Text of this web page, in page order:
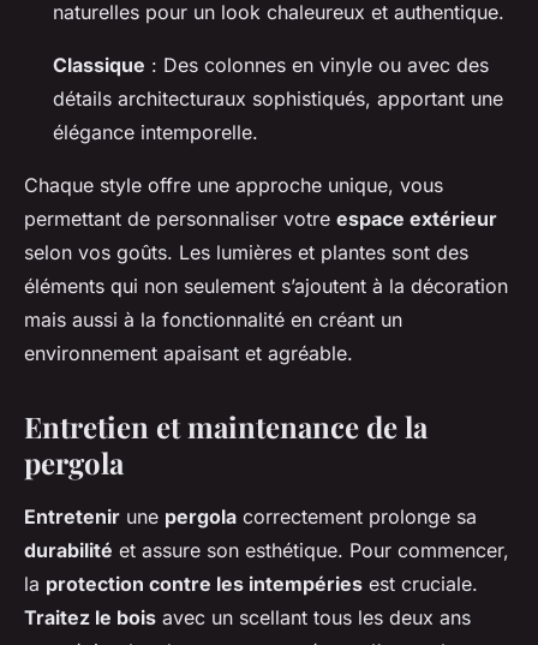
naturelles pour un look chaleureux et authentique.
Classique : Des colonnes en vinyle ou avec des
détails architecturaux sophistiqués, apportant une
élégance intemporelle.
Chaque style offre une approche unique, vous
permettant de personnaliser votre espace extérieur
selon vos goûts. Les lumières et plantes sont des
éléments qui non seulement s’ajoutent à la décoration
mais aussi à la fonctionnalité en créant un
environnement apaisant et agréable.
Entretien et maintenance de la
pergola
Entretenir une pergola correctement prolonge sa
durabilité et assure son esthétique. Pour commencer,
la protection contre les intempéries est cruciale.
Traitez le bois avec un scellant tous les deux ans